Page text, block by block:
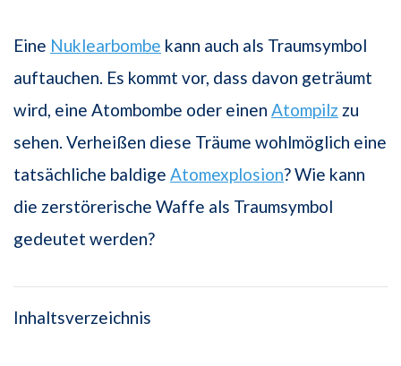
Eine Nuklearbombe kann auch als Traumsymbol
auftauchen. Es kommt vor, dass davon geträumt
wird, eine Atombombe oder einen Atompilz zu
sehen. Verheißen diese Träume wohlmöglich eine
tatsächliche baldige Atomexplosion? Wie kann
die zerstörerische Waffe als Traumsymbol
gedeutet werden?
Inhaltsverzeichnis